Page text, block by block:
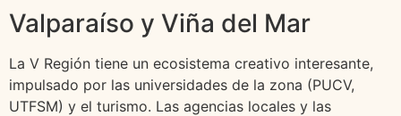
Valparaíso y Viña del Mar
La V Región tiene un ecosistema creativo interesante,
impulsado por las universidades de la zona (PUCV,
UTFSM) y el turismo. Las agencias locales y las